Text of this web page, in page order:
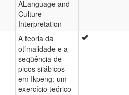
ALanguage and
Culture
Interpretation
A teoria da
otimalidade e a
seqüência de
picos silábicos
em Ikpeng: um
exercício teórico